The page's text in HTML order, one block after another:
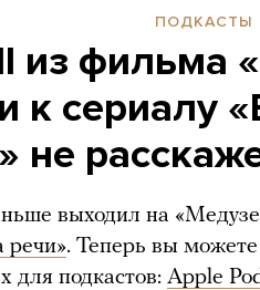
ПОДКАСТЫ
из фильма
к сериалу
не
выходил на
речи». Теперь вы можете
для подкастов: Apple